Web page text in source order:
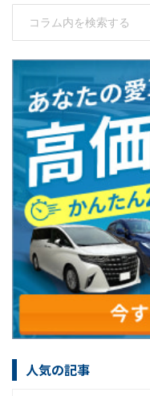
人気の記事